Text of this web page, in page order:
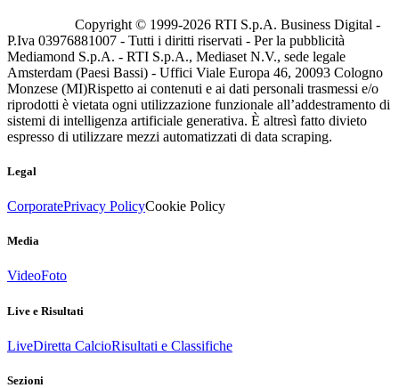
Copyright © 1999-2026 RTI S.p.A. Business Digital -
P.Iva 03976881007 - Tutti i diritti riservati - Per la pubblicità
Mediamond S.p.A. - RTI S.p.A., Mediaset N.V., sede legale
Amsterdam (Paesi Bassi) - Uffici Viale Europa 46, 20093 Cologno
Monzese (MI)Rispetto ai contenuti e ai dati personali trasmessi e/o
riprodotti è vietata ogni utilizzazione funzionale all’addestramento di
sistemi di intelligenza artificiale generativa. È altresì fatto divieto
espresso di utilizzare mezzi automatizzati di data scraping.
Legal
CorporatePrivacy PolicyCookie Policy
Media
VideoFoto
Live e Risultati
LiveDiretta CalcioRisultati e Classifiche
Sezioni